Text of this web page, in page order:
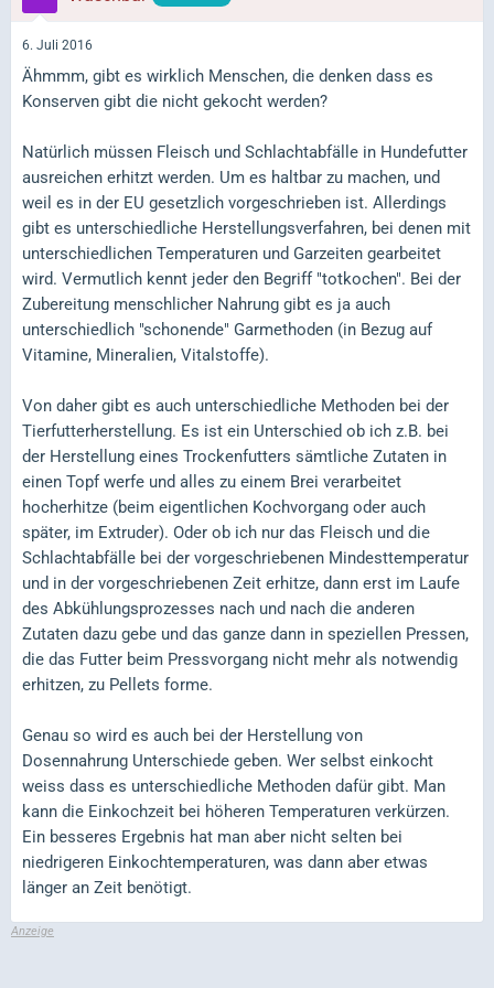
6. Juli 2016
Ähmmm, gibt es wirklich Menschen, die denken dass es
Konserven gibt die nicht gekocht werden?
Natürlich müssen Fleisch und Schlachtabfälle in Hundefutter
ausreichen erhitzt werden. Um es haltbar zu machen, und
weil es in der EU gesetzlich vorgeschrieben ist. Allerdings
gibt es unterschiedliche Herstellungsverfahren, bei denen mit
unterschiedlichen Temperaturen und Garzeiten gearbeitet
wird. Vermutlich kennt jeder den Begriff "totkochen". Bei der
Zubereitung menschlicher Nahrung gibt es ja auch
unterschiedlich "schonende" Garmethoden (in Bezug auf
Vitamine, Mineralien, Vitalstoffe).
Von daher gibt es auch unterschiedliche Methoden bei der
Tierfutterherstellung. Es ist ein Unterschied ob ich z.B. bei
der Herstellung eines Trockenfutters sämtliche Zutaten in
einen Topf werfe und alles zu einem Brei verarbeitet
hocherhitze (beim eigentlichen Kochvorgang oder auch
später, im Extruder). Oder ob ich nur das Fleisch und die
Schlachtabfälle bei der vorgeschriebenen Mindesttemperatur
und in der vorgeschriebenen Zeit erhitze, dann erst im Laufe
des Abkühlungsprozesses nach und nach die anderen
Zutaten dazu gebe und das ganze dann in speziellen Pressen,
die das Futter beim Pressvorgang nicht mehr als notwendig
erhitzen, zu Pellets forme.
Genau so wird es auch bei der Herstellung von
Dosennahrung Unterschiede geben. Wer selbst einkocht
weiss dass es unterschiedliche Methoden dafür gibt. Man
kann die Einkochzeit bei höheren Temperaturen verkürzen.
Ein besseres Ergebnis hat man aber nicht selten bei
niedrigeren Einkochtemperaturen, was dann aber etwas
länger an Zeit benötigt.